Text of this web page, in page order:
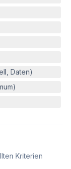
Daten)
Kriterien